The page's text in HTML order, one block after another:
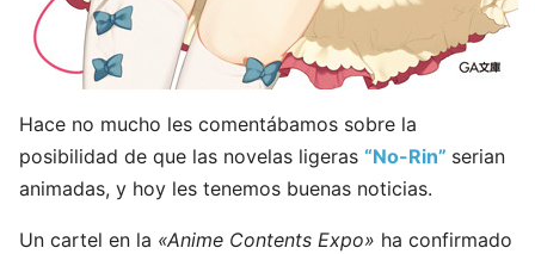
Hace no mucho les comentábamos sobre la
posibilidad de que las novelas ligeras “No-Rin” serian
animadas, y hoy les tenemos buenas noticias.
Un cartel en la «Anime Contents Expo» ha confirmado